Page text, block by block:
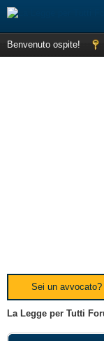
Benvenuto ospite!
Sei un avvocato?
La Legge per Tutti